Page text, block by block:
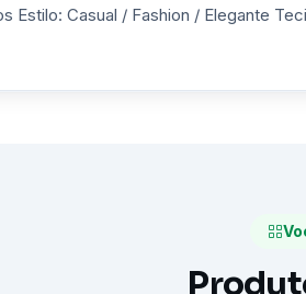
Estilo: Casual / Fashion / Elegante